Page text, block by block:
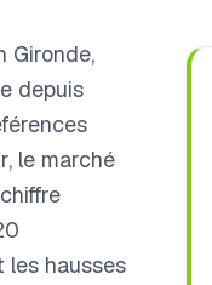
Gironde,
depuis
le marché
les hausses